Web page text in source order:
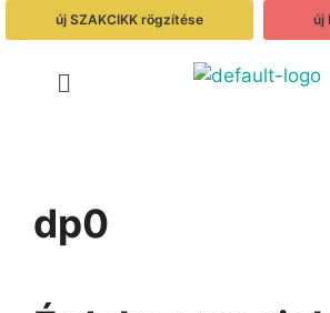
új SZAKCIKK rögzítése új
dp0